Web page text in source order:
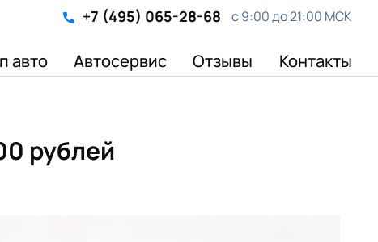
+7 (495) 065-28-68 с 9:00 до 21:00 МСК
авто Автосервис Отзывы Контакты
рублей